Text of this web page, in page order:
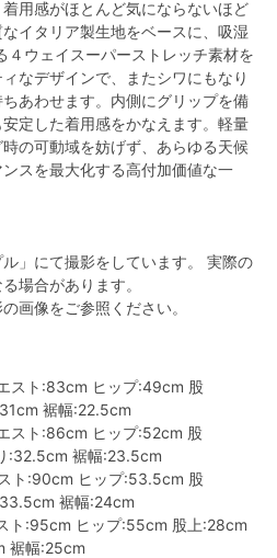
用感がほとんど気にならないほど
イタリア製生地をベースに、吸湿
４ウェイスーパーストレッチ素材を
なデザインで、またシワにもなり
あわせます。内側にグリップを備
定した着用感をかなえます。軽量
の可動域を妨げず、あらゆる天候
スを最大化する高付加価値な一
」にて撮影をしています。 実際の
場合があります。
画像をご参照ください。
スト:83cm ヒップ:49cm 股
裾幅:22.5cm
スト:86cm ヒップ:52cm 股
:32.5cm 裾幅:23.5cm
ト:90cm ヒップ:53.5cm 股
裾幅:24cm
ト:95cm ヒップ:55cm 股上:28cm
裾幅:25cm